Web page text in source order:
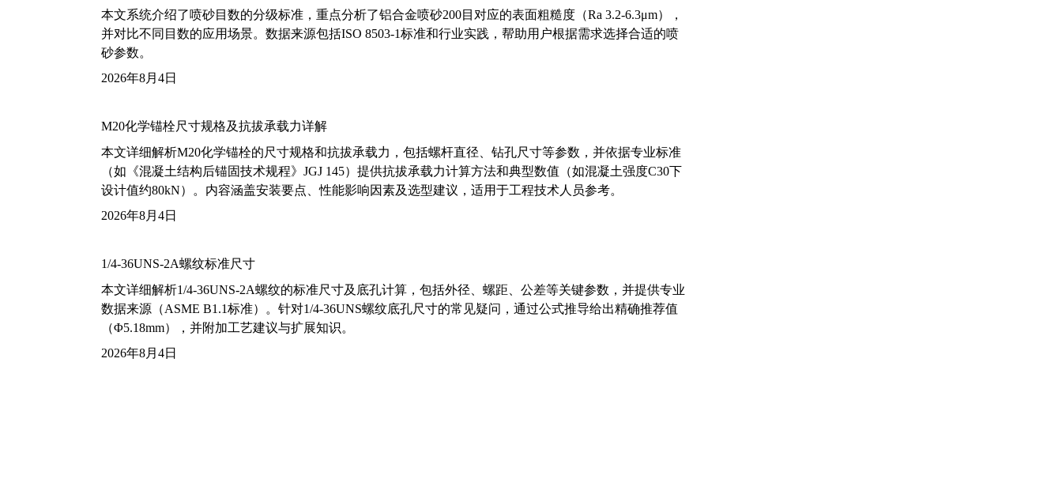
本文系统介绍了喷砂目数的分级标准，重点分析了铝合金喷砂200目对应的表面粗糙度（Ra 3.2-6.3μm），
并对比不同目数的应用场景。数据来源包括ISO 8503-1标准和行业实践，帮助用户根据需求选择合适的喷
砂参数。
2026年8月4日
M20化学锚栓尺寸规格及抗拔承载力详解
本文详细解析M20化学锚栓的尺寸规格和抗拔承载力，包括螺杆直径、钻孔尺寸等参数，并依据专业标准
（如《混凝土结构后锚固技术规程》JGJ 145）提供抗拔承载力计算方法和典型数值（如混凝土强度C30下
设计值约80kN）。内容涵盖安装要点、性能影响因素及选型建议，适用于工程技术人员参考。
2026年8月4日
1/4-36UNS-2A螺纹标准尺寸
本文详细解析1/4-36UNS-2A螺纹的标准尺寸及底孔计算，包括外径、螺距、公差等关键参数，并提供专业
数据来源（ASME B1.1标准）。针对1/4-36UNS螺纹底孔尺寸的常见疑问，通过公式推导给出精确推荐值
（Φ5.18mm），并附加工艺建议与扩展知识。
2026年8月4日